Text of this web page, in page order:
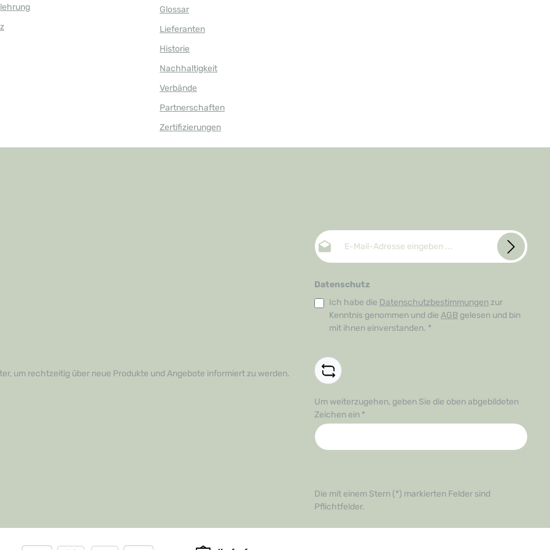
Glossar
Lieferanten
Historie
Nachhaltigkeit
Verbände
Partnerschaften
Zertifizierungen
um rechtzeitig über neue Produkte und Angebote informiert zu werden.
E-Mail-Adresse*
Datenschutz
Ich habe die Datenschutzbestimmungen zur
Kenntnis genommen und die AGB gelesen und bin
mit ihnen einverstanden. *
Um weiterzugehen, geben Sie die oben abgebildeten
Zeichen ein *
Die mit einem Stern (*) markierten Felder sind
Pflichtfelder.